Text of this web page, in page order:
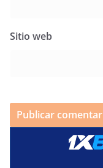
Sitio web